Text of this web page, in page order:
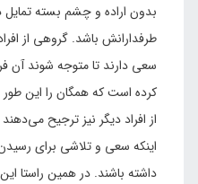
بدون اراده و چشم بسته تمایل
طرفدارانش باشد. گروهی از
سعی دارند تا متوجه شوند
کرده است که همگان را این
از افراد دیگر نیز ترجیح
اینکه سعی و تلاشی برای
داشته باشند. در همین راستا